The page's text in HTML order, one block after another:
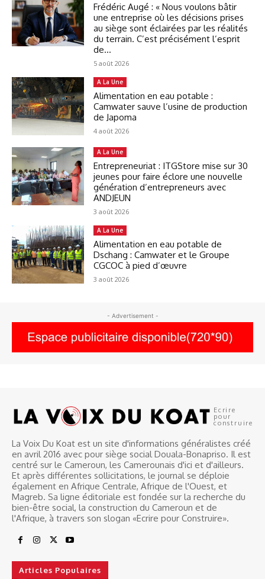
Frédéric Augé : « Nous voulons bâtir
une entreprise où les décisions prises
au siège sont éclairées par les réalités
du terrain. C’est précisément l’esprit
de...
5 août 2026
A La Une
Alimentation en eau potable :
Camwater sauve l’usine de production
de Japoma
4 août 2026
A La Une
Entrepreneuriat : ITGStore mise sur 30
jeunes pour faire éclore une nouvelle
génération d’entrepreneurs avec
ANDJEUN
3 août 2026
A La Une
Alimentation en eau potable de
Dschang : Camwater et le Groupe
CGCOC à pied d’œuvre
3 août 2026
- Advertisement -
Ecrire
pour
construire
La Voix Du Koat est un site d'informations généralistes créé
en avril 2016 avec pour siège social Douala-Bonapriso. Il est
centré sur le Cameroun, les Camerounais d'ici et d'ailleurs.
Et après différentes sollicitations, le journal se déploie
également en Afrique Centrale, Afrique de l'Ouest, et
Magreb. Sa ligne éditoriale est fondée sur la recherche du
bien-être social, la construction du Cameroun et de
l'Afrique, à travers son slogan «Ecrire pour Construire».
Articles Populaires